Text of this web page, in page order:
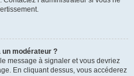
modérateur ?
message à signaler et vous devriez
En cliquant dessus, vous accéderez